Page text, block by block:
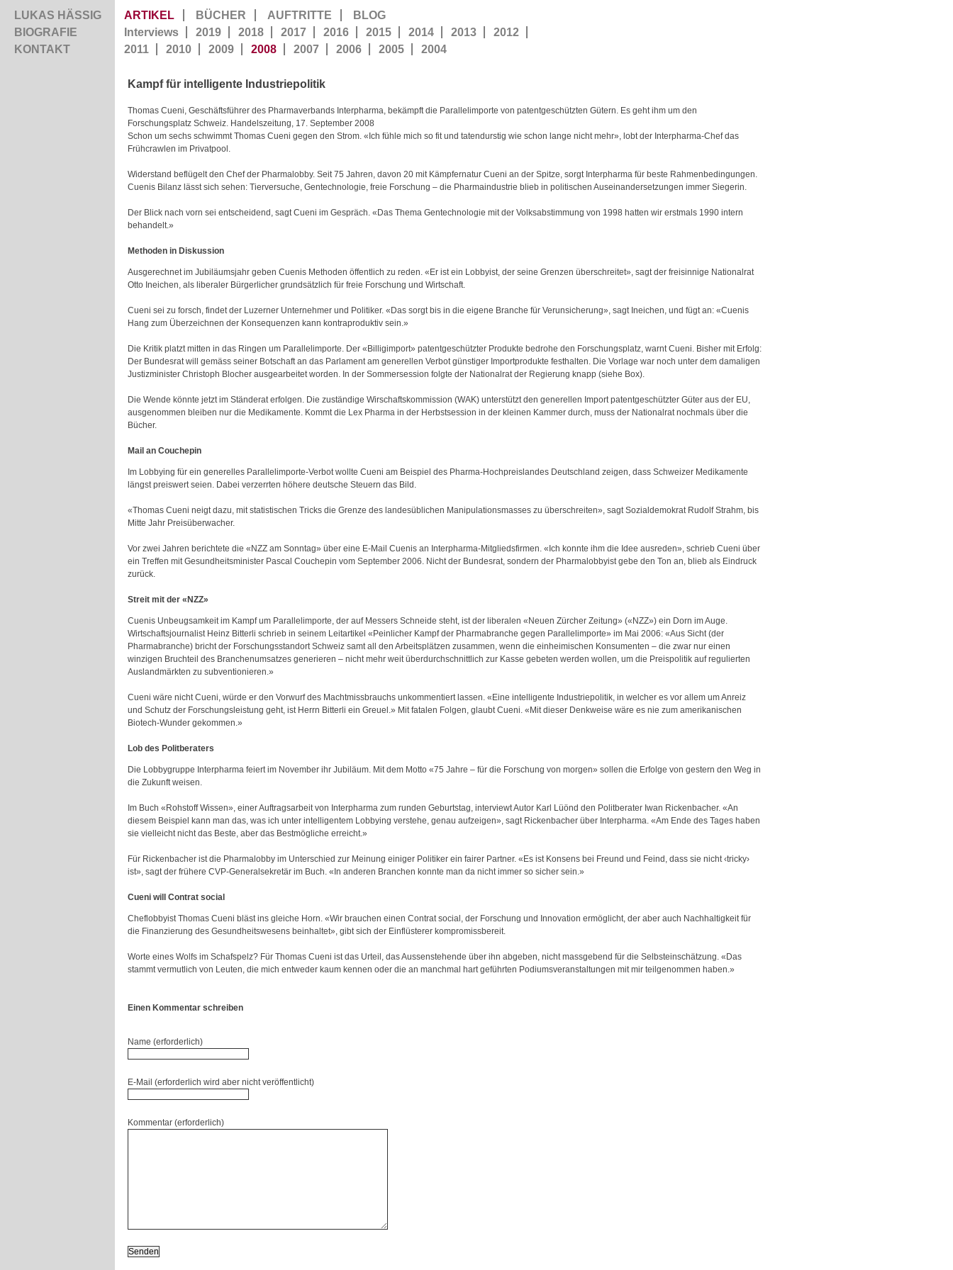
LUKAS HÄSSIG
BIOGRAFIE
KONTAKT
ARTIKEL BÜCHER AUFTRITTE
BLOG
Interviews
2019 2018 2017 2016 2015 2014 2013
2012
2011
2010 2009 2008 2007 2006 2005 2004
Kampf für intelligente Industriepolitik
Thomas Cueni, Geschäftsführer des Pharmaverbands Interpharma, bekämpft die Parallelimporte von patentgeschützten Gütern. Es geht ihm um den
Forschungsplatz Schweiz. Handelszeitung, 17. September 2008
Schon um sechs schwimmt Thomas Cueni gegen den Strom. «Ich fühle mich so fit und tatendurstig wie schon lange nicht mehr», lobt der Interpharma-Chef das
Frühcrawlen im Privatpool.
Widerstand beflügelt den Chef der Pharmalobby. Seit 75 Jahren, davon 20 mit Kämpfernatur Cueni an der Spitze, sorgt Interpharma für beste Rahmenbedingungen.
Cuenis Bilanz lässt sich sehen: Tierversuche, Gentechnologie, freie Forschung – die Pharmaindustrie blieb in politischen Auseinandersetzungen immer Siegerin.
Der Blick nach vorn sei entscheidend, sagt Cueni im Gespräch. «Das Thema Gentechnologie mit der Volksabstimmung von 1998 hatten wir erstmals 1990 intern
behandelt.»
Methoden in Diskussion
Ausgerechnet im Jubiläumsjahr geben Cuenis Methoden öffentlich zu reden. «Er ist ein Lobbyist, der seine Grenzen überschreitet», sagt der freisinnige Nationalrat
Otto Ineichen, als liberaler Bürgerlicher grundsätzlich für freie Forschung und Wirtschaft.
Cueni sei zu forsch, findet der Luzerner Unternehmer und Politiker. «Das sorgt bis in die eigene Branche für Verunsicherung», sagt Ineichen, und fügt an: «Cuenis
Hang zum Überzeichnen der Konsequenzen kann kontraproduktiv sein.»
Die Kritik platzt mitten in das Ringen um Parallelimporte. Der «Billigimport» patentgeschützter Produkte bedrohe den Forschungsplatz, warnt Cueni. Bisher mit Erfolg:
Der Bundesrat will gemäss seiner Botschaft an das Parlament am generellen Verbot günstiger Importprodukte festhalten. Die Vorlage war noch unter dem damaligen
Justizminister Christoph Blocher ausgearbeitet worden. In der Sommersession folgte der Nationalrat der Regierung knapp (siehe Box).
Die Wende könnte jetzt im Ständerat erfolgen. Die zuständige Wirschaftskommission (WAK) unterstützt den generellen Import patentgeschützter Güter aus der EU,
ausgenommen bleiben nur die Medikamente. Kommt die Lex Pharma in der Herbstsession in der kleinen Kammer durch, muss der Nationalrat nochmals über die
Bücher.
Mail an Couchepin
Im Lobbying für ein generelles Parallelimporte-Verbot wollte Cueni am Beispiel des Pharma-Hochpreislandes Deutschland zeigen, dass Schweizer Medikamente
längst preiswert seien. Dabei verzerrten höhere deutsche Steuern das Bild.
«Thomas Cueni neigt dazu, mit statistischen Tricks die Grenze des landesüblichen Manipulationsmasses zu überschreiten», sagt Sozialdemokrat Rudolf Strahm, bis
Mitte Jahr Preisüberwacher.
Vor zwei Jahren berichtete die «NZZ am Sonntag» über eine E-Mail Cuenis an Interpharma-Mitgliedsfirmen. «Ich konnte ihm die Idee ausreden», schrieb Cueni über
ein Treffen mit Gesundheitsminister Pascal Couchepin vom September 2006. Nicht der Bundesrat, sondern der Pharmalobbyist gebe den Ton an, blieb als Eindruck
zurück.
Streit mit der «NZZ»
Cuenis Unbeugsamkeit im Kampf um Parallelimporte, der auf Messers Schneide steht, ist der liberalen «Neuen Zürcher Zeitung» («NZZ») ein Dorn im Auge.
Wirtschaftsjournalist Heinz Bitterli schrieb in seinem Leitartikel «Peinlicher Kampf der Pharmabranche gegen Parallelimporte» im Mai 2006: «Aus Sicht (der
Pharmabranche) bricht der Forschungsstandort Schweiz samt all den Arbeitsplätzen zusammen, wenn die einheimischen Konsumenten – die zwar nur einen
winzigen Bruchteil des Branchenumsatzes generieren – nicht mehr weit überdurchschnittlich zur Kasse gebeten werden wollen, um die Preispolitik auf regulierten
Auslandmärkten zu subventionieren.»
Cueni wäre nicht Cueni, würde er den Vorwurf des Machtmissbrauchs unkommentiert lassen. «Eine intelligente Industriepolitik, in welcher es vor allem um Anreiz
und Schutz der Forschungsleistung geht, ist Herrn Bitterli ein Greuel.» Mit fatalen Folgen, glaubt Cueni. «Mit dieser Denkweise wäre es nie zum amerikanischen
Biotech-Wunder gekommen.»
Lob des Politberaters
Die Lobbygruppe Interpharma feiert im November ihr Jubiläum. Mit dem Motto «75 Jahre – für die Forschung von morgen» sollen die Erfolge von gestern den Weg in
die Zukunft weisen.
Im Buch «Rohstoff Wissen», einer Auftragsarbeit von Interpharma zum runden Geburtstag, interviewt Autor Karl Lüönd den Politberater Iwan Rickenbacher. «An
diesem Beispiel kann man das, was ich unter intelligentem Lobbying verstehe, genau aufzeigen», sagt Rickenbacher über Interpharma. «Am Ende des Tages haben
sie vielleicht nicht das Beste, aber das Bestmögliche erreicht.»
Für Rickenbacher ist die Pharmalobby im Unterschied zur Meinung einiger Politiker ein fairer Partner. «Es ist Konsens bei Freund und Feind, dass sie nicht ‹tricky›
ist», sagt der frühere CVP-Generalsekretär im Buch. «In anderen Branchen konnte man da nicht immer so sicher sein.»
Cueni will Contrat social
Cheflobbyist Thomas Cueni bläst ins gleiche Horn. «Wir brauchen einen Contrat social, der Forschung und Innovation ermöglicht, der aber auch Nachhaltigkeit für
die Finanzierung des Gesundheitswesens beinhaltet», gibt sich der Einflüsterer kompromissbereit.
Worte eines Wolfs im Schafspelz? Für Thomas Cueni ist das Urteil, das Aussenstehende über ihn abgeben, nicht massgebend für die Selbsteinschätzung. «Das
stammt vermutlich von Leuten, die mich entweder kaum kennen oder die an manchmal hart geführten Podiumsveranstaltungen mit mir teilgenommen haben.»
Einen Kommentar schreiben
Name (erforderlich)
E-Mail (erforderlich wird aber nicht veröffentlicht)
Kommentar (erforderlich)